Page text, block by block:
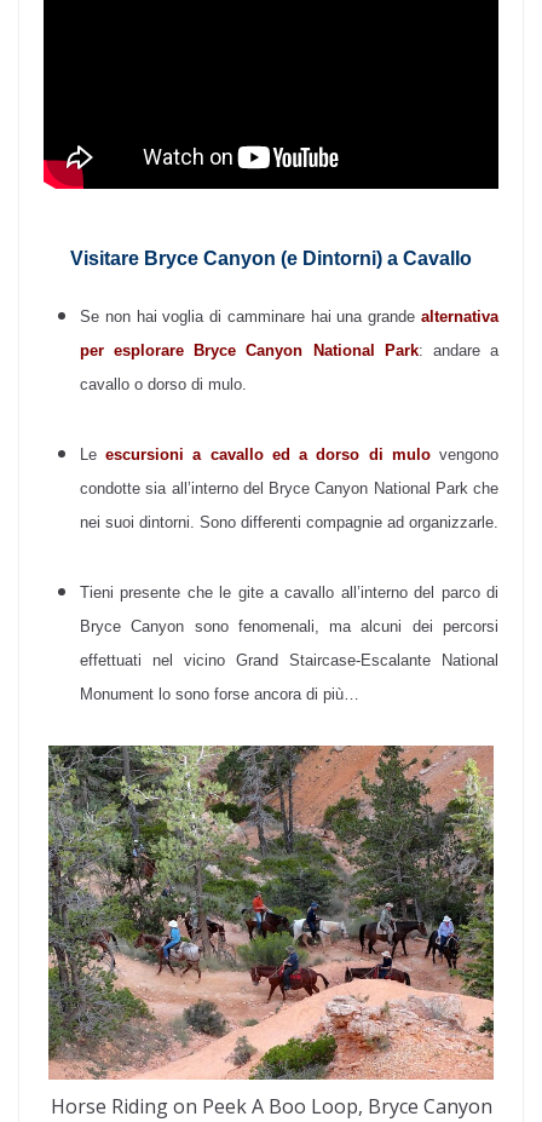
Visitare Bryce Canyon (e Dintorni) a Cavallo
Se non hai voglia di camminare hai una grande alternativa
per esplorare Bryce Canyon National Park: andare a
cavallo o dorso di mulo.
Leescursioni a cavallo ed a dorso di mulovengono
condotte sia all’interno del Bryce Canyon National Park che
nei suoi dintorni. Sono differenti compagnie ad organizzarle.
Tieni presente che le gite a cavallo all’interno del parco di
Bryce Canyon sono fenomenali, ma alcuni dei percorsi
effettuati nel vicino Grand Staircase-Escalante National
Monument lo sono forse ancora di più…
Horse Riding on Peek A Boo Loop, Bryce Canyon